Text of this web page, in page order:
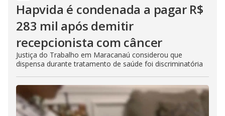
Hapvida é condenada a pagar R$
283 mil após demitir
recepcionista com câncer
Justiça do Trabalho em Maracanaú considerou que
dispensa durante tratamento de saúde foi discriminatória